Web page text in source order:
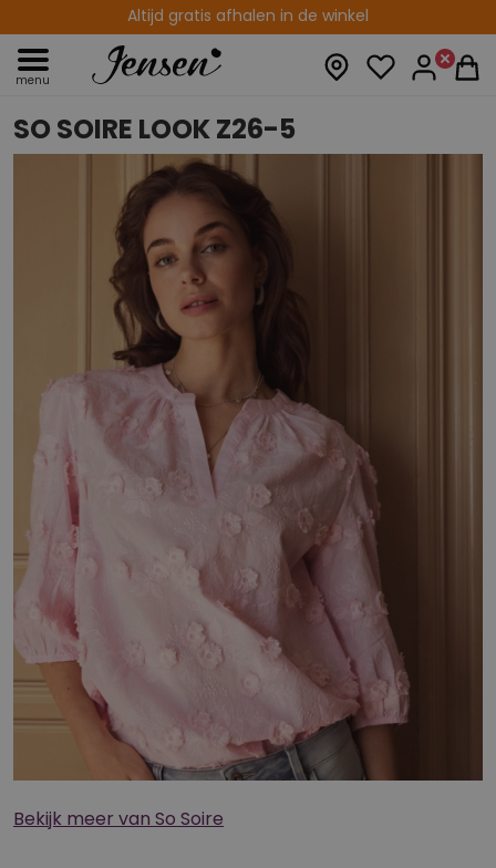
Altijd gratis afhalen in de winkel
menu
SO SOIRE LOOK Z26-5
Bekijk meer van So Soire